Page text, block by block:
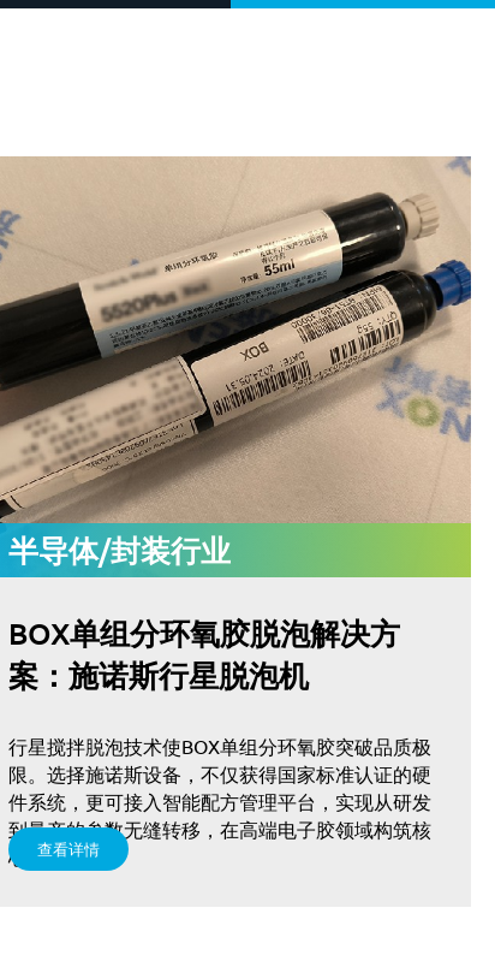
我们在哪
广州市黄埔区骏功路22号B栋4
楼
半导体/封装行业
BOX单组分环氧胶脱泡解决方
案：施诺斯行星脱泡机
行星搅拌脱泡技术使BOX单组分环氧胶突破品质极
限。选择施诺斯设备，不仅获得国家标准认证的硬
件系统，更可接入智能配方管理平台，实现从研发
到量产的参数无缝转移，在高端电子胶领域构筑核
心技术壁垒。
查看详情